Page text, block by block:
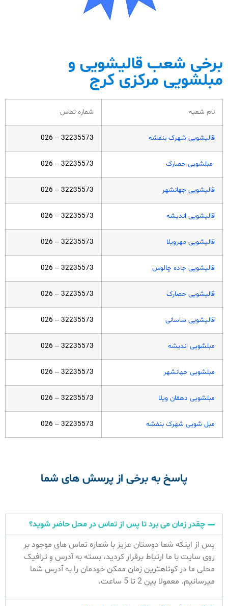
برخی شعب قالیشویی و
مبلشویی مرکزی کرج​​
نام شعبه شماره تماس
قالیشویی شهرک بنفشه 32235573 – 026
مبلشویی حصارک 32235573 – 026
قالیشویی جهانشهر 32235573 – 026
قالیشویی اندیشه 32235573 – 026
قالیشویی مهرویلا 32235573 – 026
قالیشویی جاده چالوس 32235573 – 026
قالیشویی حصارک 32235573 – 026
قالیشویی ساسانی 32235573 – 026
مبلشویی اندیشه 32235573 – 026
مبلشویی جهانشهر 32235573 – 026
مبلشویی دهقان ویلا 32235573 – 026
مبل شویی شهرک بنفشه 32235573 – 026
پاسخ به برخی از پرسش های شما
چقدر زمان می برد تا پس از تماس در محل حاضر شوید؟
پس از اینکه شما دوستان عزیز با شماره تماس های موجود بر
روی سایت با ما ارتباط برقرار کردید، بسته به آدرس و ترافیک
محلی ما در کوتاهترین زمان ممکن خودمان را به آدرس شما
میرسانیم. معمولا بین 2 تا 5 ساعت.